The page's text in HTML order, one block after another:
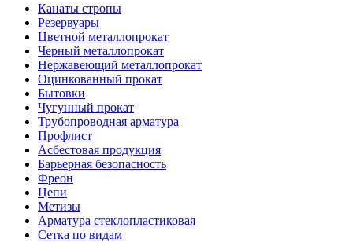
Канаты стропы
Резервуары
Цветной металлопрокат
Черный металлопрокат
Нержавеющий металлопрокат
Оцинкованный прокат
Бытовки
Чугунный прокат
Трубопроводная арматура
Профлист
Асбестовая продукция
Барьерная безопасность
Фреон
Цепи
Метизы
Арматура стеклопластиковая
Сетка по видам